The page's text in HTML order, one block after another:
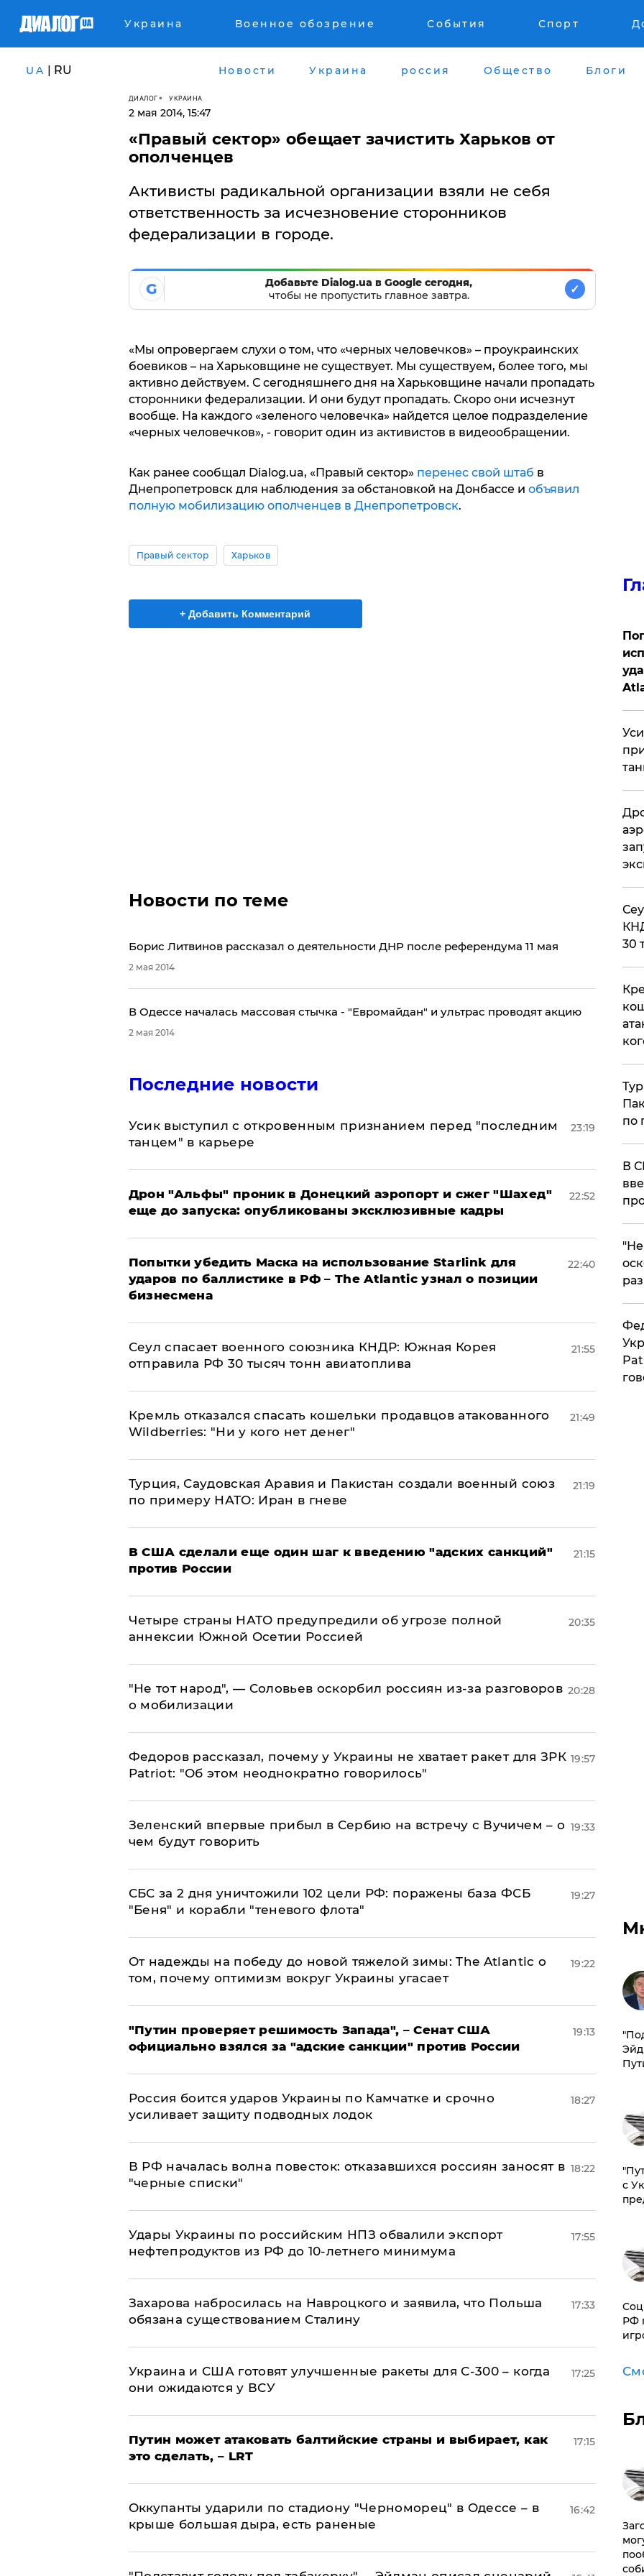
Украина Военное обозрение События Спорт
UA | RU Новости Украина россия Общество Блоги
ДИАЛОГ УКРАИНА
2 мая 2014, 15:47
​«Правый сектор» обещает зачистить Харьков от
ополченцев
Активисты радикальной организации взяли не себя
ответственность за исчезновение сторонников
федерализации в городе.
G
Добавьте Dialog.ua в Google сегодня,
чтобы не пропустить главное завтра.
✓
«Мы опровергаем слухи о том, что «черных человечков» – проукраинских
боевиков – на Харьковщине не существует. Мы существуем, более того, мы
активно действуем. С сегодняшнего дня на Харьковщине начали пропадать
сторонники федерализации. И они будут пропадать. Скоро они исчезнут
вообще. На каждого «зеленого человечка» найдется целое подразделение
«черных человечков», - говорит один из активистов в видеообращении.
Как ранее сообщал Dialog.ua, «Правый сектор» перенес свой штаб в
Днепропетровск для наблюдения за обстановкой на Донбассе и объявил
полную мобилизацию ополченцев в Днепропетровск.
Правый сектор Харьков
+ Добавить Комментарий
Новости по теме
Борис Литвинов рассказал о деятельности ДНР после референдума 11 мая
2 мая 2014
В Одессе началась массовая стычка - "Евромайдан" и ультрас проводят акцию
2 мая 2014
Последние новости
Усик выступил с откровенным признанием перед "последним
танцем" в карьере
23:19
Дрон "Альфы" проник в Донецкий аэропорт и сжег "Шахед"
еще до запуска: опубликованы эксклюзивные кадры
22:52
Попытки убедить Маска на использование Starlink для
ударов по баллистике в РФ – The Atlantic узнал о позиции
бизнесмена
22:40
​Сеул спасает военного союзника КНДР: Южная Корея
отправила РФ 30 тысяч тонн авиатоплива
21:55
Кремль отказался спасать кошельки продавцов атакованного
Wildberries: "Ни у кого нет денег"
21:49
Турция, Саудовская Аравия и Пакистан создали военный союз
по примеру НАТО: Иран в гневе
21:19
В США сделали еще один шаг к введению "адских санкций"
против России
21:15
Четыре страны НАТО предупредили об угрозе полной
аннексии Южной Осетии Россией
20:35
​"Не тот народ", — Соловьев оскорбил россиян из-за разговоров
о мобилизации
20:28
Федоров рассказал, почему у Украины не хватает ракет для ЗРК
Patriot: "Об этом неоднократно говорилось"
19:57
Зеленский впервые прибыл в Сербию на встречу с Вучичем – о
чем будут говорить
19:33
СБС за 2 дня уничтожили 102 цели РФ: поражены база ФСБ
"Беня" и корабли "теневого флота"
19:27
От надежды на победу до новой тяжелой зимы: The Atlantic о
том, почему оптимизм вокруг Украины угасает
19:22
"Путин проверяет решимость Запада", – Сенат США
официально взялся за "адские санкции" против России
19:13
Россия боится ударов Украины по Камчатке и срочно
усиливает защиту подводных лодок
18:27
​В РФ началась волна повесток: отказавшихся россиян заносят в
"черные списки"
18:22
Удары Украины по российским НПЗ обвалили экспорт
нефтепродуктов из РФ до 10-летнего минимума
17:55
​Захарова набросилась на Навроцкого и заявила, что Польша
обязана существованием Сталину
17:33
Украина и США готовят улучшенные ракеты для С-300 – когда
они ожидаются у ВСУ
17:25
Путин может атаковать балтийские страны и выбирает, как
это сделать, – LRT
17:15
Оккупанты ударили по стадиону "Черноморец" в Одессе – в
крыше большая дыра, есть раненые
16:42
30
по
В
с
РФ